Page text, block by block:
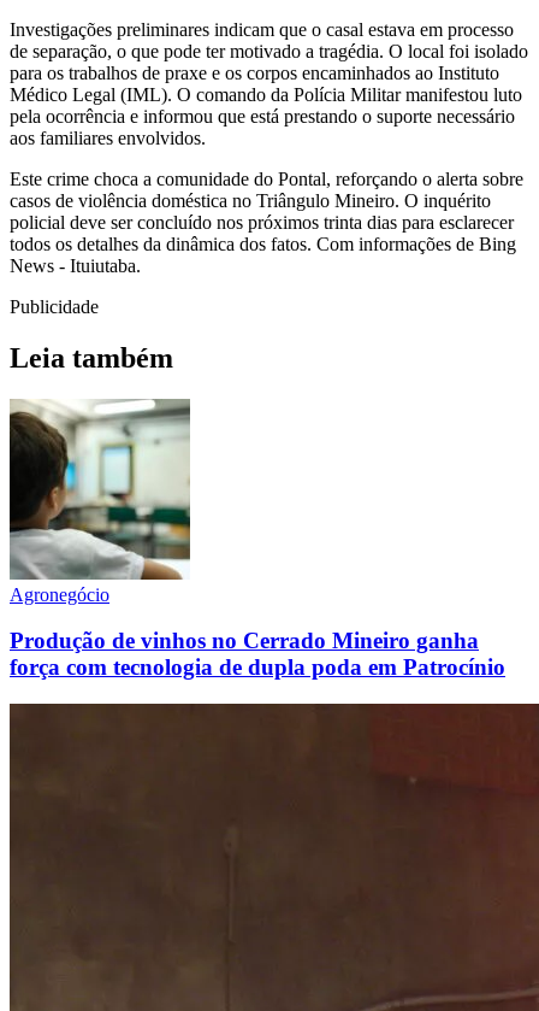
Investigações preliminares indicam que o casal estava em processo
de separação, o que pode ter motivado a tragédia. O local foi isolado
para os trabalhos de praxe e os corpos encaminhados ao Instituto
Médico Legal (IML). O comando da Polícia Militar manifestou luto
pela ocorrência e informou que está prestando o suporte necessário
aos familiares envolvidos.
Este crime choca a comunidade do Pontal, reforçando o alerta sobre
casos de violência doméstica no Triângulo Mineiro. O inquérito
policial deve ser concluído nos próximos trinta dias para esclarecer
todos os detalhes da dinâmica dos fatos. Com informações de Bing
News - Ituiutaba.
Publicidade
Leia também
Agronegócio
Produção de vinhos no Cerrado Mineiro ganha
força com tecnologia de dupla poda em Patrocínio